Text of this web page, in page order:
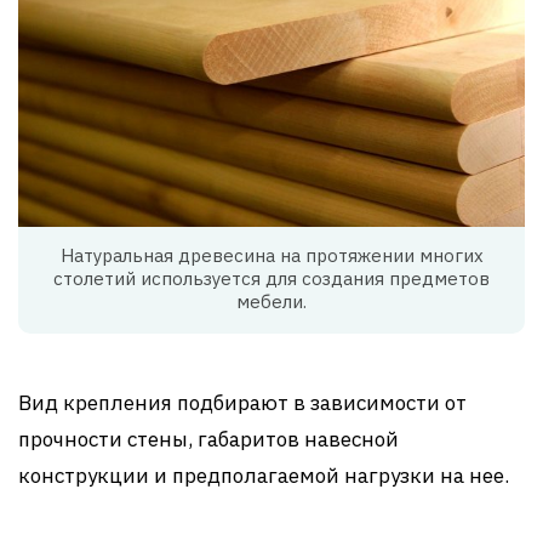
Натуральная древесина на протяжении многих
столетий используется для создания предметов
мебели.
Вид крепления подбирают в зависимости от
прочности стены, габаритов навесной
конструкции и предполагаемой нагрузки на нее.